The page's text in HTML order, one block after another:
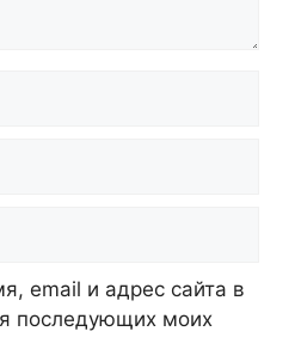
email и адрес сайта в
последующих моих